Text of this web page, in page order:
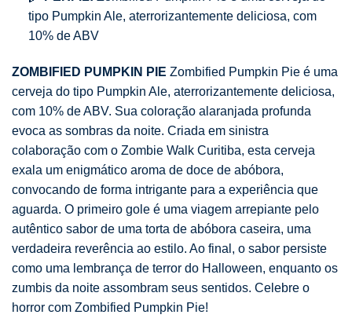
tipo Pumpkin Ale, aterrorizantemente deliciosa, com
10% de ABV
ZOMBIFIED PUMPKIN PIE Zombified Pumpkin Pie é uma
cerveja do tipo Pumpkin Ale, aterrorizantemente deliciosa,
com 10% de ABV. Sua coloração alaranjada profunda
evoca as sombras da noite. Criada em sinistra
colaboração com o Zombie Walk Curitiba, esta cerveja
exala um enigmático aroma de doce de abóbora,
convocando de forma intrigante para a experiência que
aguarda. O primeiro gole é uma viagem arrepiante pelo
autêntico sabor de uma torta de abóbora caseira, uma
verdadeira reverência ao estilo. Ao final, o sabor persiste
como uma lembrança de terror do Halloween, enquanto os
zumbis da noite assombram seus sentidos. Celebre o
horror com Zombified Pumpkin Pie!